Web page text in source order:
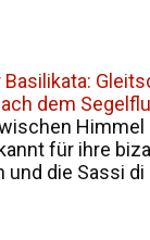
Basilikata:
dem
Himmel
für ihre
die Sassi di